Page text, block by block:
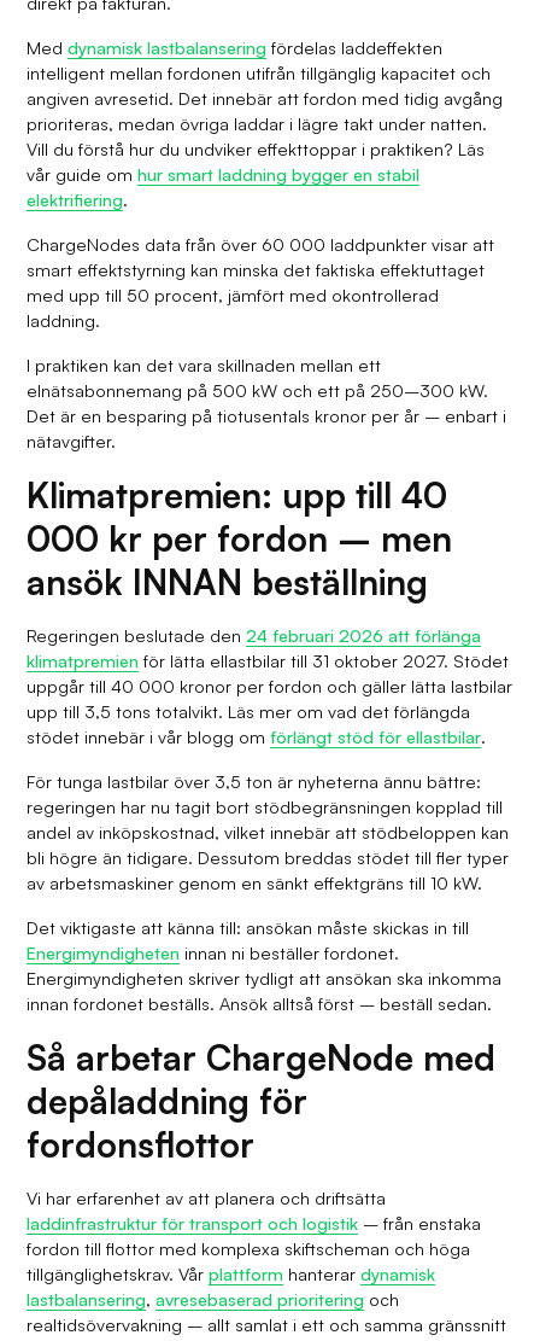
Meddynamisk lastbalansering fördelas laddeffekten
intelligent mellan fordonen utifrån tillgänglig kapacitet och
angiven avresetid. Det innebär att fordon med tidig avgång
prioriteras, medan övriga laddar i lägre takt under natten.
Vill du förstå hur du undviker effekttoppar i praktiken? Läs
vår guide omhur smart laddning bygger en stabil
elektrifiering.
ChargeNodes data från över 60 000 laddpunkter visar att
smart effektstyrning kan minska det faktiska effektuttaget
med upp till 50 procent, jämfört med okontrollerad
laddning.
I praktiken kan det vara skillnaden mellan ett
elnätsabonnemang på 500 kW och ett på 250–300 kW.
Det är en besparing på tiotusentals kronor per år – enbart i
nätavgifter.
Klimatpremien: upp till 40
000 kr per fordon – men
ansök INNAN beställning
Regeringen beslutade den24 februari 2026 att förlänga
klimatpremien för lätta ellastbilar till 31 oktober 2027. Stödet
uppgår till 40 000 kronor per fordon och gäller lätta lastbilar
upp till 3,5 tons totalvikt. Läs mer om vad det förlängda
stödet innebär i vår blogg omförlängt stöd för ellastbilar.
För tunga lastbilar över 3,5 ton är nyheterna ännu bättre:
regeringen har nu tagit bort stödbegränsningen kopplad till
andel av inköpskostnad, vilket innebär att stödbeloppen kan
bli högre än tidigare. Dessutom breddas stödet till fler typer
av arbetsmaskiner genom en sänkt effektgräns till 10 kW.
Det viktigaste att känna till: ansökan måste skickas in till
Energimyndigheten innan ni beställer fordonet.
Energimyndigheten skriver tydligt att ansökan ska inkomma
innan fordonet beställs. Ansök alltså först – beställ sedan.
Så arbetar ChargeNode med
depåladdning för
fordonsflottor
Vi har erfarenhet av att planera och driftsätta
laddinfrastruktur för transport och logistik – från enstaka
fordon till flottor med komplexa skiftscheman och höga
tillgänglighetskrav. Vårplattform hanterardynamisk
lastbalansering,avresebaserad prioritering och
realtidsövervakning – allt samlat i ett och samma gränssnitt